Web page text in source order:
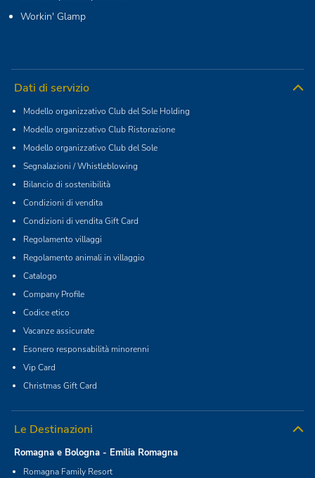
Workin' Glamp
Dati di servizio
Modello organizzativo Club del Sole Holding
Modello organizzativo Club Ristorazione
Modello organizzativo Club del Sole
Segnalazioni / Whistleblowing
Bilancio di sostenibilità
Condizioni di vendita
Condizioni di vendita Gift Card
Regolamento villaggi
Regolamento animali in villaggio
Catalogo
Company Profile
Codice etico
Vacanze assicurate
Esonero responsabilità minorenni
Vip Card
Christmas Gift Card
Le Destinazioni
Romagna e Bologna - Emilia Romagna
Romagna Family Resort